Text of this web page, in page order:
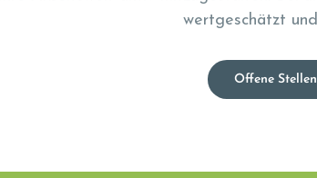
wertgeschätzt
Offene